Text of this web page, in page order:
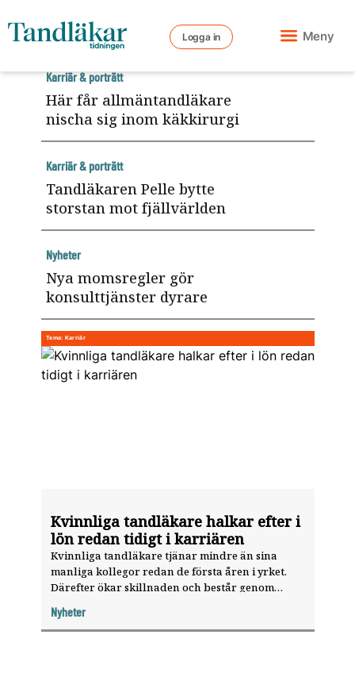
Logga in Meny
Tema: Karriär
Kvinnliga tandläkare halkar efter i
lön redan tidigt i karriären
Kvinnliga tandläkare tjänar mindre än sina
manliga kollegor redan de första åren i yrket.
Därefter ökar skillnaden och ­består genom
Nyheter
Här får allmäntandläkare
nischa sig inom käkkirurgi
Karriär & porträtt
Tandläkaren Pelle bytte
storstan mot fjällvärlden
Karriär & porträtt
Nya momsregler gör
konsulttjänster dyrare
Nyheter